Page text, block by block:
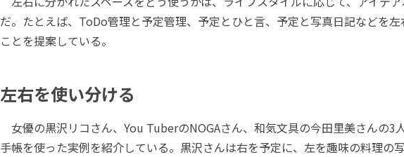
だ。たとえば、ToDo管理と予定管理、予定とひと言、予定と写真日記などを左
ことを提案している。
左右を使い分ける
女優の黒沢リコさん、You TuberのNOGAさん、和気文具の今田里美さんの3
手帳を使った実例を紹介している。黒沢さんは右を予定に、左を趣味の料理の